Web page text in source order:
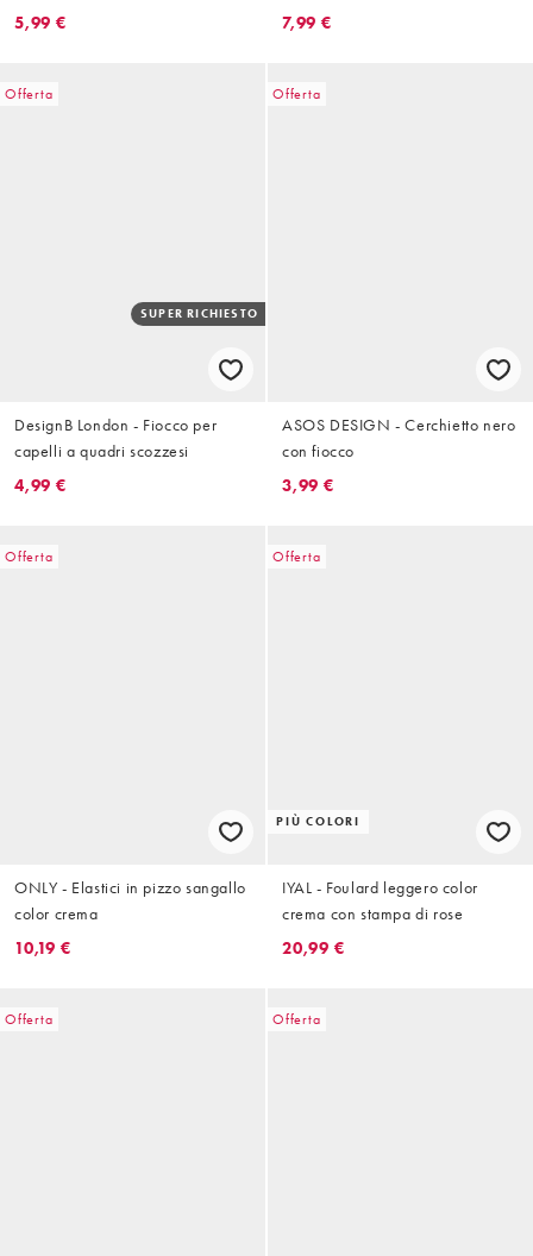
turchese
5,99 €
7,99 €
Offerta
SUPER RICHIESTO
DesignB London - Fiocco per
capelli a quadri scozzesi
4,99 €
Offerta
ASOS DESIGN - Cerchietto nero
con fiocco
3,99 €
Offerta
ONLY - Elastici in pizzo sangallo
color crema
10,19 €
Offerta
PIÙ COLORI
IYAL - Foulard leggero color
crema con stampa di rose
20,99 €
Offerta Offerta